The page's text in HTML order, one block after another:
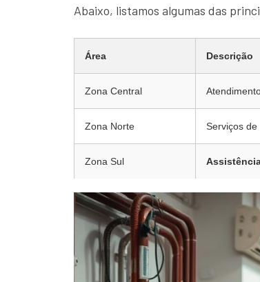
Abaixo, listamos algumas das
Área Descrição
Zona Central
Zona Norte Serviços de
Zona Sul